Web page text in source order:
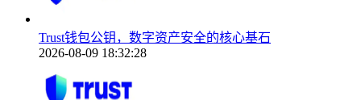
Trust钱包公钥，数字资产安全的核心基石
2026-08-09 18:32:28